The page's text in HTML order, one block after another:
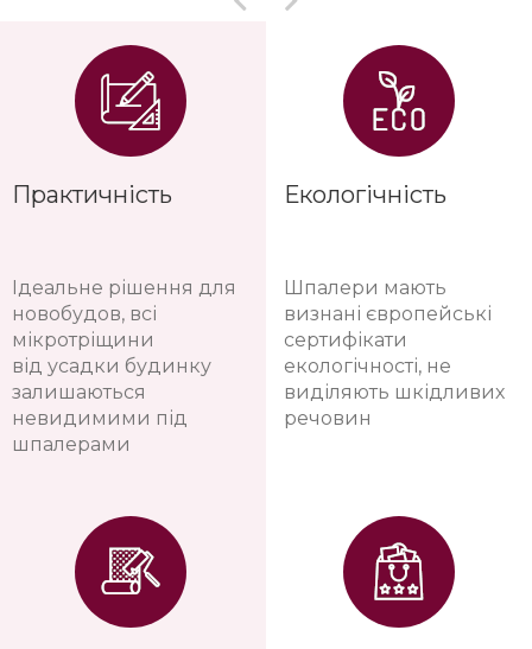
Практичність
Ідеальне рішення для
новобудов, всі
мікротріщини
від усадки будинку
залишаються
невидимими під
шпалерами
Екологічність
Шпалери мають
визнані європейські
сертифікати
екологічності, не
виділяють шкідливих
речовин